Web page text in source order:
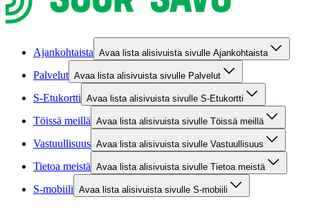
Ajankohtaista Avaa lista alisivuista sivulle Ajankohtaista
Palvelut Avaa lista alisivuista sivulle Palvelut
S-Etukortti Avaa lista alisivuista sivulle S-Etukortti
Töissä meillä Avaa lista alisivuista sivulle Töissä meillä
Vastuullisuus Avaa lista alisivuista sivulle Vastuullisuus
Tietoa meistä Avaa lista alisivuista sivulle Tietoa meistä
S-mobiili Avaa lista alisivuista sivulle S-mobiili